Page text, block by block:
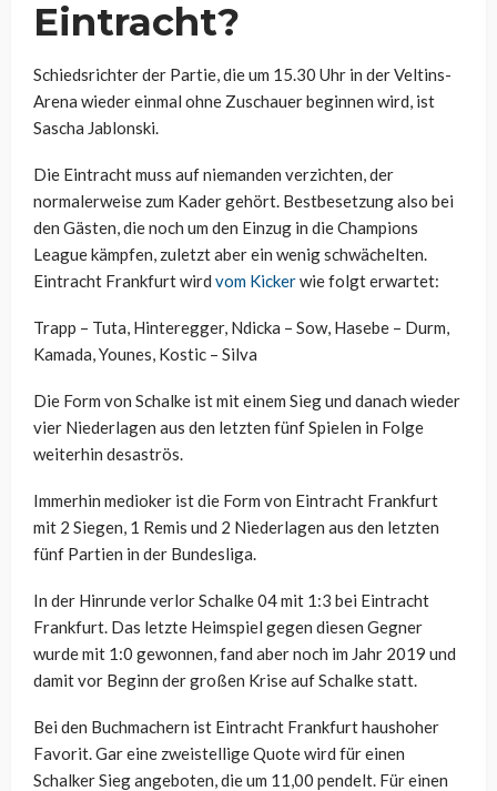
Eintracht?
Schiedsrichter der Partie, die um 15.30 Uhr in der Veltins-
Arena wieder einmal ohne Zuschauer beginnen wird, ist
Sascha Jablonski.
Die Eintracht muss auf niemanden verzichten, der
normalerweise zum Kader gehört. Bestbesetzung also bei
den Gästen, die noch um den Einzug in die Champions
League kämpfen, zuletzt aber ein wenig schwächelten.
Eintracht Frankfurt wird vom Kickerwie folgt erwartet:
Trapp – Tuta, Hinteregger, Ndicka – Sow, Hasebe – Durm,
Kamada, Younes, Kostic – Silva
Die Form von Schalke ist mit einem Sieg und danach wieder
vier Niederlagen aus den letzten fünf Spielen in Folge
weiterhin desaströs.
Immerhin medioker ist die Form von Eintracht Frankfurt
mit 2 Siegen, 1 Remis und 2 Niederlagen aus den letzten
fünf Partien in der Bundesliga.
In der Hinrunde verlor Schalke 04 mit 1:3 bei Eintracht
Frankfurt. Das letzte Heimspiel gegen diesen Gegner
wurde mit 1:0 gewonnen, fand aber noch im Jahr 2019 und
damit vor Beginn der großen Krise auf Schalke statt.
Bei den Buchmachern ist Eintracht Frankfurt haushoher
Favorit. Gar eine zweistellige Quote wird für einen
Schalker Sieg angeboten, die um 11,00 pendelt. Für einen